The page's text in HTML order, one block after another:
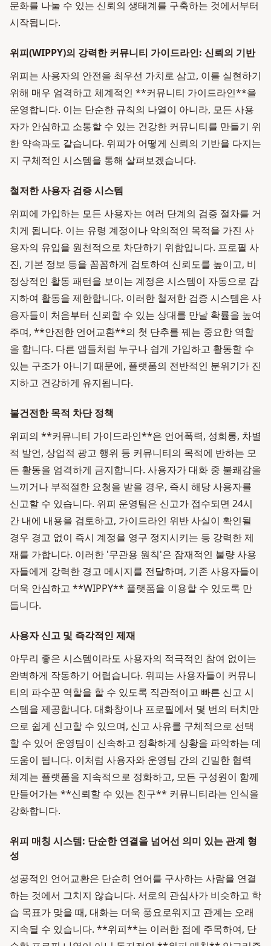
문화를 나눌 수 있는 신뢰의 생태계를 구축하는 것에서부터
시작됩니다.
위피(WIPPY)의 강력한 커뮤니티 가이드라인: 신뢰의 기반
위피는 사용자의 안전을 최우선 가치로 삼고, 이를 실현하기
위해 매우 엄격하고 체계적인 **커뮤니티 가이드라인**을
운영합니다. 이는 단순한 규칙의 나열이 아니라, 모든 사용
자가 안심하고 소통할 수 있는 건강한 커뮤니티를 만들기 위
한 약속과도 같습니다. 위피가 어떻게 신뢰의 기반을 다지는
지 구체적인 시스템을 통해 살펴보겠습니다.
철저한 사용자 검증 시스템
위피에 가입하는 모든 사용자는 여러 단계의 검증 절차를 거
치게 됩니다. 이는 유령 계정이나 악의적인 목적을 가진 사
용자의 유입을 원천적으로 차단하기 위함입니다. 프로필 사
진, 기본 정보 등을 꼼꼼하게 검토하여 신뢰도를 높이고, 비
정상적인 활동 패턴을 보이는 계정은 시스템이 자동으로 감
지하여 활동을 제한합니다. 이러한 철저한 검증 시스템은 사
용자들이 처음부터 신뢰할 수 있는 상대를 만날 확률을 높여
주며, **안전한 언어교환**의 첫 단추를 꿰는 중요한 역할
을 합니다. 다른 앱들처럼 누구나 쉽게 가입하고 활동할 수
있는 구조가 아니기 때문에, 플랫폼의 전반적인 분위기가 진
지하고 건강하게 유지됩니다.
불건전한 목적 차단 정책
위피의 **커뮤니티 가이드라인**은 언어폭력, 성희롱, 차별
적 발언, 상업적 광고 행위 등 커뮤니티의 목적에 반하는 모
든 활동을 엄격하게 금지합니다. 사용자가 대화 중 불쾌감을
느끼거나 부적절한 요청을 받을 경우, 즉시 해당 사용자를
신고할 수 있습니다. 위피 운영팀은 신고가 접수되면 24시
간 내에 내용을 검토하고, 가이드라인 위반 사실이 확인될
경우 경고 없이 즉시 계정을 영구 정지시키는 등 강력한 제
재를 가합니다. 이러한 '무관용 원칙'은 잠재적인 불량 사용
자들에게 강력한 경고 메시지를 전달하며, 기존 사용자들이
더욱 안심하고 **WIPPY** 플랫폼을 이용할 수 있도록 만
듭니다.
사용자 신고 및 즉각적인 제재
아무리 좋은 시스템이라도 사용자의 적극적인 참여 없이는
완벽하게 작동하기 어렵습니다. 위피는 사용자들이 커뮤니
티의 파수꾼 역할을 할 수 있도록 직관적이고 빠른 신고 시
스템을 제공합니다. 대화창이나 프로필에서 몇 번의 터치만
으로 쉽게 신고할 수 있으며, 신고 사유를 구체적으로 선택
할 수 있어 운영팀이 신속하고 정확하게 상황을 파악하는 데
도움이 됩니다. 이처럼 사용자와 운영팀 간의 긴밀한 협력
체계는 플랫폼을 지속적으로 정화하고, 모든 구성원이 함께
만들어가는 **신뢰할 수 있는 친구** 커뮤니티라는 인식을
강화합니다.
위피 매칭 시스템: 단순한 연결을 넘어선 의미 있는 관계 형
성
성공적인 언어교환은 단순히 언어를 구사하는 사람을 연결
하는 것에서 그치지 않습니다. 서로의 관심사가 비슷하고 학
습 목표가 맞을 때, 대화는 더욱 풍요로워지고 관계는 오래
지속될 수 있습니다. **위피**는 이러한 점에 주목하여, 단